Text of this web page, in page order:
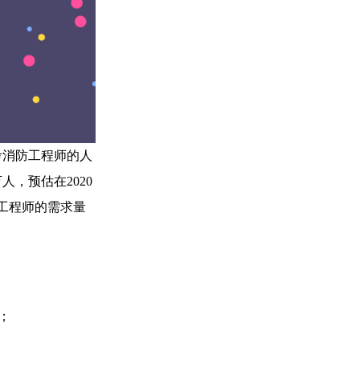
防工程师的人
，预估在2020
程师的需求量